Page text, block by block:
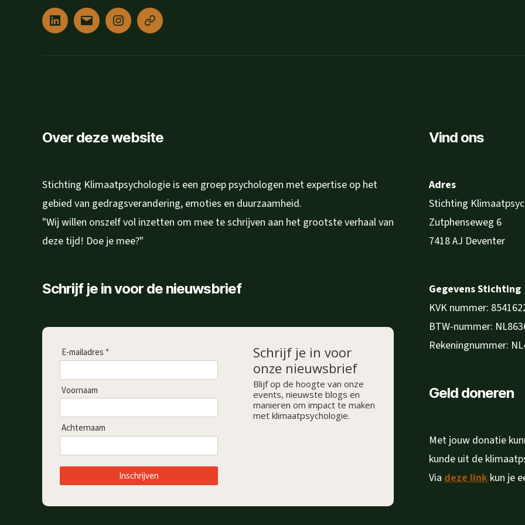
LinkedE-
InstagramPrivacyverklaring
Over deze website
Stichting Klimaatpsychologie is een groep psychologen met expertise op het
gebied van gedragsverandering, emoties en duurzaamheid.
"Wij willen onszelf vol inzetten om mee te schrijven aan het grootste verhaal van
deze tijd! Doe je mee?"
Schrijf je in voor de nieuwsbrief
E-mailadres *
Voornaam
Achternaam
Inschrijven
Schrijf je in voor
onze nieuwsbrief
Blijf op de hoogte van onze
events, nieuwste blogs en
manieren om impact te maken
met klimaatpsychologie.
Vind ons
Adres
Stichting
Zutphenseweg 6
7418 AJ Deventer
Gegevens Stichting
KVK nummer:
BTW-nummer:
Rekeningnummer:
Geld doneren
Met jouw donatie
kunde uit de
Via deze link kun je